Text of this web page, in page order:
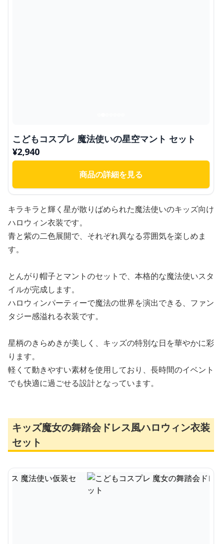
こどもコスプレ 魔法使いの星空マント セット
¥2,940
商品の詳細を見る
キラキラと輝く星が散りばめられた魔法使いのキッズ向け
ハロウィン衣装です。
青と紫の二色展開で、それぞれ異なる雰囲気を楽しめま
す。
とんがり帽子とマントのセットで、本格的な魔法使いスタ
イルが完成します。
ハロウィンパーティーで魔法の世界を演出できる、ファン
タジー感溢れる衣装です。
星柄のきらめきが美しく、キッズの特別な日を華やかに彩
ります。
軽くて動きやすい素材を使用しており、長時間のイベント
でも快適に過ごせる設計となっています。
キッズ魔女の舞踏会ドレス風ハロウィン衣装
セット